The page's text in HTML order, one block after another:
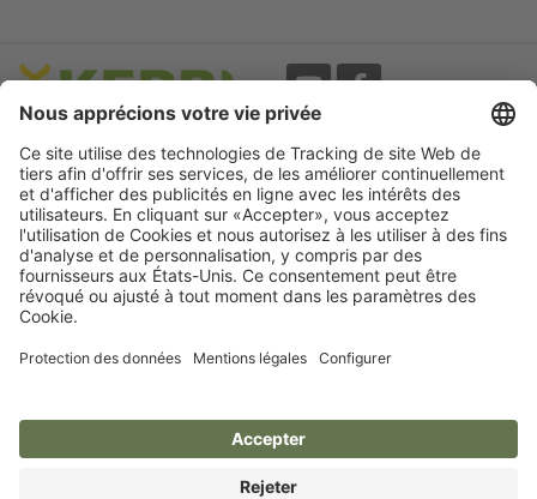
Evènements
Newsletter
Termes d'utilisation
A propos
Mentions légales
CGV
Protection des données
Garantie
Déclaration
Cookie préferences
Kerbl France S.a.r.l.
France